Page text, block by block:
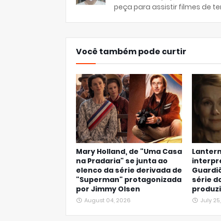
peça para assistir filmes de
Você também pode curtir
Mary Holland, de "Uma Casa
na Pradaria" se junta ao
elenco da série derivada de
"Superman" protagonizada
por Jimmy Olsen
August 04, 2026
série
July